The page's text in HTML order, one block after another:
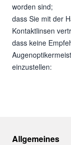
worden sind;
dass Sie mit der
Kontaktlinsen
dass keine
einzustellen:
Allgemeines